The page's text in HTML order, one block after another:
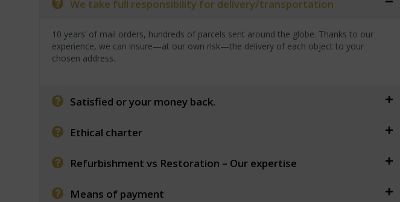
We take full responsibility for delivery/transportation
10 years’ of mail orders, hundreds of parcels sent around the globe. Thanks to our
experience, we can insure—at our own risk—the delivery of each object to your
chosen address.
Satisfied or your money back.
Ethical charter
Refurbishment vs Restoration – Our expertise
Means of payment